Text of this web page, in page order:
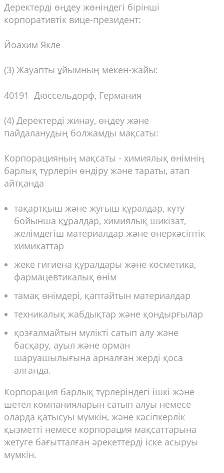
Деректерді өңдеу жөніндегі бірінші
корпоративтік вице-президент:
Йоахим Якле
(3) Жауапты ұйымның мекен-жайы:
40191 Дюссельдорф, Германия
(4) Деректерді жинау, өңдеу және
пайдаланудың болжамды мақсаты:
Корпорацияның мақсаты - химиялық өнімнің
барлық түрлерін өндіру және тараты, атап
айтқанда
тақартқыш және жуғыш құралдар, күту
бойынша құралдар, химиялық шикізат,
желімдегіш материалдар және өнеркәсіптік
химикаттар
жеке гигиена құралдары және косметика,
фармацевтикалық өнім
тамақ өнімдері, қаптайтын материалдар
техникалық жабдықтар және қондырғылар
қозғалмайтын мүлікті сатып алу және
басқару, ауыл және орман
шаруашылығына арналған жерді қоса
алғанда.
Корпорация барлық түрлеріндегі ішкі және
шетел компанияларын сатып алуы немесе
оларда қатысуы мүмкін, және кәсіпкерлік
қызметті немесе корпорация мақсаттарына
жетуге бағытталған әрекеттерді іске асыруы
мүмкін.